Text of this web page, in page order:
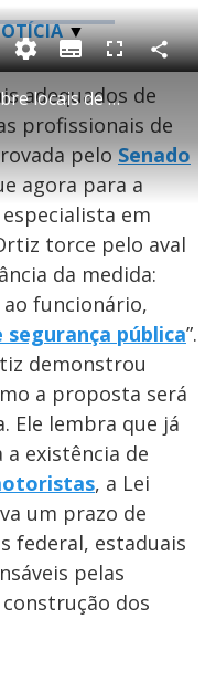
Senado aprova PEC sobre locais de descanso de motoristas profissionais
S
u
b
i
t
l
e
F
l
l
c
r
e
n
C
o
r
t
l
h
adequados de
profissionais de
peloSenado
agora para a
especialista em
torce pelo aval
da medida:
funcionário,
pública”.
demonstrou
a proposta será
Ele lembra que já
existência de
, a Lei
um prazo de
federal, estaduais
pelas
dos